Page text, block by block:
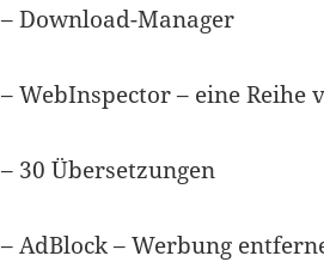
– Download-Manager
– WebInspector – eine
– 30 Übersetzungen
– AdBlock – Werbung